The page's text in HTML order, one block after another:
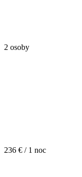
2 osoby
236 € / 1 noc